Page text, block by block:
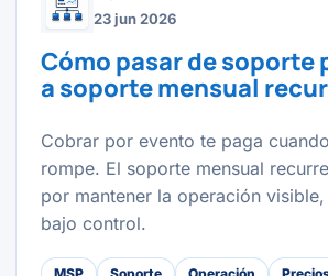
23 jun 2026
Cómo pasar de soporte
a soporte mensual
Cobrar por evento te paga
rompe. El soporte mensual
por mantener la operación
bajo control.